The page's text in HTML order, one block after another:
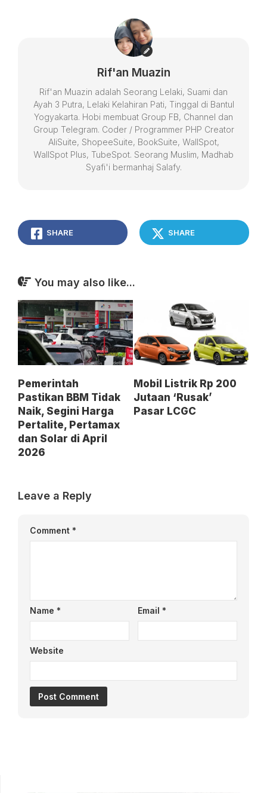
Rif'an Muazin
Rif'an Muazin adalah Seorang Lelaki, Suami dan
Ayah 3 Putra, Lelaki Kelahiran Pati, Tinggal di Bantul
Yogyakarta. Hobi membuat Group FB, Channel dan
Group Telegram. Coder / Programmer PHP Creator
AliSuite, ShopeeSuite, BookSuite, WallSpot,
WallSpot Plus, TubeSpot. Seorang Muslim, Madhab
Syafi'i bermanhaj Salafy.
SHARE SHARE
You may also like...
Pemerintah
Pastikan BBM Tidak
Naik, Segini Harga
Pertalite, Pertamax
dan Solar di April
2026
Mobil Listrik Rp 200
Jutaan ‘Rusak’
Pasar LCGC
Leave a Reply
Comment *
Name * Email *
Website